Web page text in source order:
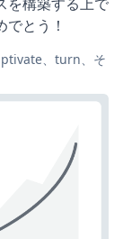
とう！
、turn、そ